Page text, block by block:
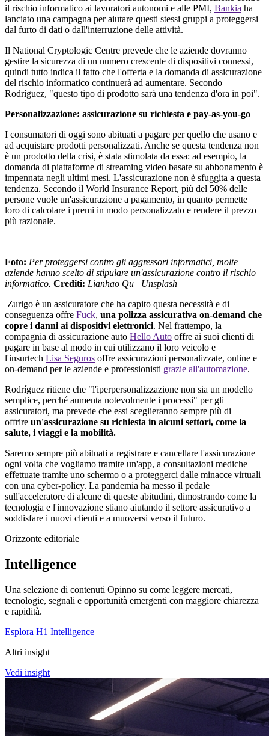
il rischio informatico ai lavoratori autonomi e alle PMI, Bankia ha
lanciato una campagna per aiutare questi stessi gruppi a proteggersi
dal furto di dati o dall'interruzione delle attività.
Il National Cryptologic Centre prevede che le aziende dovranno
gestire la sicurezza di un numero crescente di dispositivi connessi,
quindi tutto indica il fatto che l'offerta e la domanda di assicurazione
del rischio informatico continuerà ad aumentare. Secondo
Rodríguez, "questo tipo di prodotto sarà una tendenza d'ora in poi".
Personalizzazione: assicurazione su richiesta e pay-as-you-go
I consumatori di oggi sono abituati a pagare per quello che usano e
ad acquistare prodotti personalizzati. Anche se questa tendenza non
è un prodotto della crisi, è stata stimolata da essa: ad esempio, la
domanda di piattaforme di streaming video basate su abbonamento è
impennata negli ultimi mesi. L'assicurazione non è sfuggita a questa
tendenza. Secondo il World Insurance Report, più del 50% delle
persone vuole un'assicurazione a pagamento, in quanto permette
loro di calcolare i premi in modo personalizzato e rendere il prezzo
più razionale.
Foto: Per proteggersi contro gli aggressori informatici, molte
aziende hanno scelto di stipulare un'assicurazione contro il rischio
informatico. Crediti: Lianhao Qu | Unsplash
Zurigo è un assicuratore che ha capito questa necessità e di
conseguenza offre Fuck, una polizza assicurativa on-demand che
copre i danni ai dispositivi elettronici. Nel frattempo, la
compagnia di assicurazione auto Hello Auto offre ai suoi clienti di
pagare in base al modo in cui utilizzano il loro veicolo e
l'insurtech Lisa Seguros offre assicurazioni personalizzate, online e
on-demand per le aziende e professionisti grazie all'automazione.
Rodríguez ritiene che "l'iperpersonalizzazione non sia un modello
semplice, perché aumenta notevolmente i processi" per gli
assicuratori, ma prevede che essi sceglieranno sempre più di
offrire un'assicurazione su richiesta in alcuni settori, come la
salute, i viaggi e la mobilità.
Saremo sempre più abituati a registrare e cancellare l'assicurazione
ogni volta che vogliamo tramite un'app, a consultazioni mediche
effettuate tramite uno schermo o a proteggerci dalle minacce virtuali
con una cyber-policy. La pandemia ha messo il pedale
sull'acceleratore di alcune di queste abitudini, dimostrando come la
tecnologia e l'innovazione stiano aiutando il settore assicurativo a
soddisfare i nuovi clienti e a muoversi verso il futuro.
Orizzonte editoriale
Intelligence
Una selezione di contenuti Opinno su come leggere mercati,
tecnologie, segnali e opportunità emergenti con maggiore chiarezza
e rapidità.
Esplora H1 Intelligence
Altri insight
Vedi insight